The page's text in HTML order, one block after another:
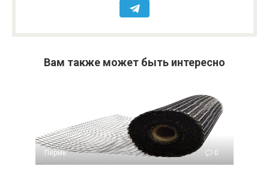
Вам также может быть интересно
Пермь 0